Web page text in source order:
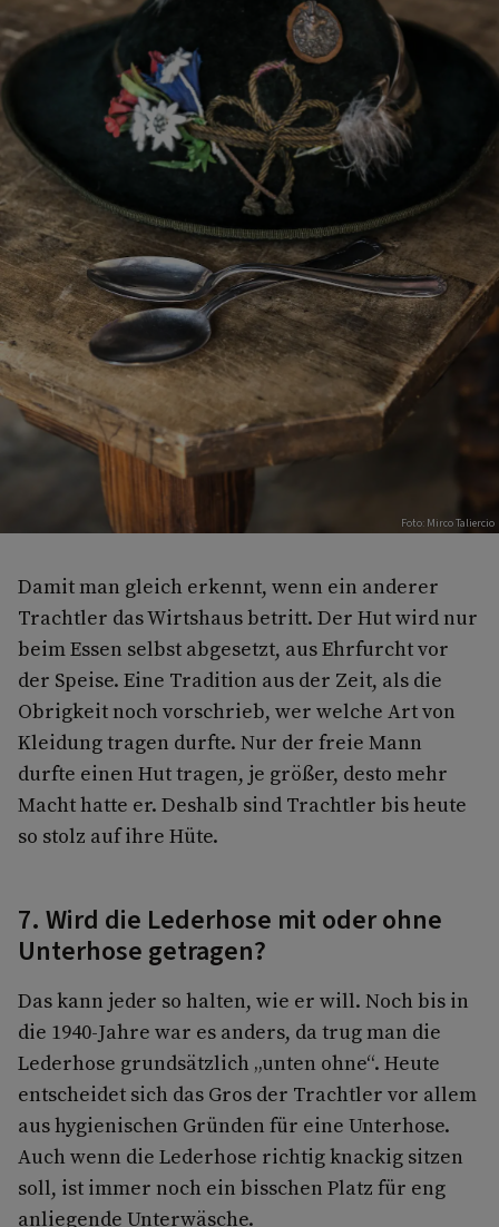
Foto: Mirco Taliercio
Damit man gleich erkennt, wenn ein anderer
Trachtler das Wirtshaus betritt. Der Hut wird nur
beim Essen selbst abgesetzt, aus Ehrfurcht vor
der Speise. Eine Tradition aus der Zeit, als die
Obrigkeit noch vorschrieb, wer welche Art von
Kleidung tragen durfte. Nur der freie Mann
durfte einen Hut tragen, je größer, desto mehr
Macht hatte er. Deshalb sind Trachtler bis heute
so stolz auf ihre Hüte.
7. Wird die Lederhose mit oder ohne
Unterhose getragen?
Das kann jeder so halten, wie er will. Noch bis in
die 1940-Jahre war es anders, da trug man die
Lederhose grundsätzlich „unten ohne“. Heute
entscheidet sich das Gros der Trachtler vor allem
aus hygienischen Gründen für eine Unterhose.
Auch wenn die Lederhose richtig knackig sitzen
soll, ist immer noch ein bisschen Platz für eng
anliegende Unterwäsche.